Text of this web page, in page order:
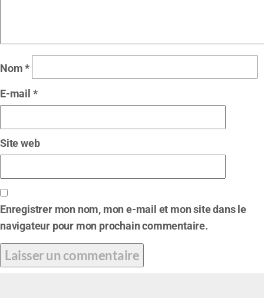
Nom*
E-mail *
Site web
Enregistrer mon nom, mon e-mail et mon site dans le
navigateur pour mon prochain commentaire.